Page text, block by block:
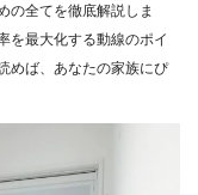
の全てを徹底解説しま
を最大化する動線のポイ
めば、あなたの家族にぴ